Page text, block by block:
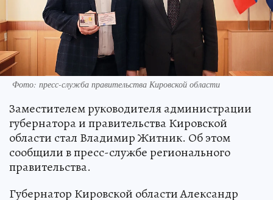
Фото: пресс-служба правительства Кировской области
Заместителем руководителя администрации
губернатора и правительства Кировской
области стал Владимир Житник. Об этом
сообщили в пресс-службе регионального
правительства.
Губернатор Кировской области Александр